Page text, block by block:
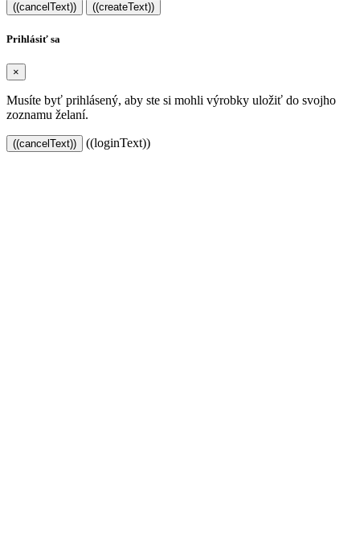
((cancelText)) ((createText))
Prihlásiť sa
×
Musíte byť prihlásený, aby ste si mohli výrobky uložiť do svojho
zoznamu želaní.
((cancelText)) ((loginText))